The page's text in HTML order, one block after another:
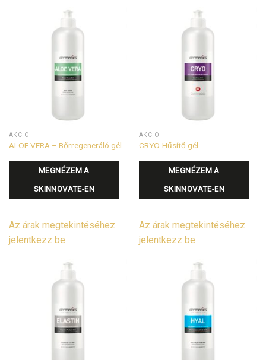
AKCIÓ
ALOE VERA – Bőrregeneráló gél
MEGNÉZEM A
SKINNOVATE-EN
Az árak megtekintéséhez
jelentkezz be
AKCIÓ
CRYO-Hűsítő gél
MEGNÉZEM A
SKINNOVATE-EN
Az árak megtekintéséhez
jelentkezz be